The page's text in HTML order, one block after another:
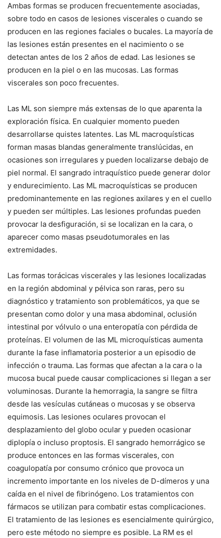
Ambas formas se producen frecuentemente asociadas,
sobre todo en casos de lesiones viscerales o cuando se
producen en las regiones faciales o bucales. La mayoría de
las lesiones están presentes en el nacimiento o se
detectan antes de los 2 años de edad. Las lesiones se
producen en la piel o en las mucosas. Las formas
viscerales son poco frecuentes.
Las ML son siempre más extensas de lo que aparenta la
exploración física. En cualquier momento pueden
desarrollarse quistes latentes. Las ML macroquísticas
forman masas blandas generalmente translúcidas, en
ocasiones son irregulares y pueden localizarse debajo de
piel normal. El sangrado intraquístico puede generar dolor
y endurecimiento. Las ML macroquísticas se producen
predominantemente en las regiones axilares y en el cuello
y pueden ser múltiples. Las lesiones profundas pueden
provocar la desfiguración, si se localizan en la cara, o
aparecer como masas pseudotumorales en las
extremidades.
Las formas torácicas viscerales y las lesiones localizadas
en la región abdominal y pélvica son raras, pero su
diagnóstico y tratamiento son problemáticos, ya que se
presentan como dolor y una masa abdominal, oclusión
intestinal por vólvulo o una enteropatía con pérdida de
proteínas. El volumen de las ML microquísticas aumenta
durante la fase inflamatoria posterior a un episodio de
infección o trauma. Las formas que afectan a la cara o la
mucosa bucal puede causar complicaciones si llegan a ser
voluminosas. Durante la hemorragia, la sangre se filtra
desde las vesículas cutáneas o mucosas y se observa
equimosis. Las lesiones oculares provocan el
desplazamiento del globo ocular y pueden ocasionar
diplopía o incluso proptosis. El sangrado hemorrágico se
produce entonces en las formas viscerales, con
coagulopatía por consumo crónico que provoca un
incremento importante en los niveles de D-dímeros y una
caída en el nivel de fibrinógeno. Los tratamientos con
fármacos se utilizan para combatir estas complicaciones.
El tratamiento de las lesiones es esencialmente quirúrgico,
pero este método no siempre es posible. La RM es el